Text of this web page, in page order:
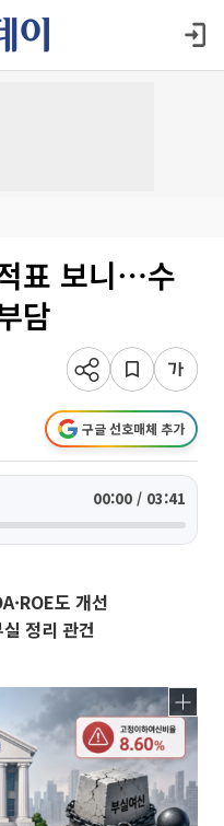
표 보니⋯수
담
구글 선호매체 추가
00:00 / 03:41
도 개선
정리 관건